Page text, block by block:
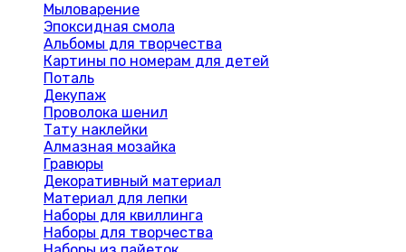
Мыловарение
Эпоксидная смола
Альбомы для творчества
Картины по номерам для детей
Поталь
Декупаж
Проволока шенил
Тату наклейки
Алмазная мозайка
Гравюры
Декоративный материал
Материал для лепки
Наборы для квиллинга
Наборы для творчества